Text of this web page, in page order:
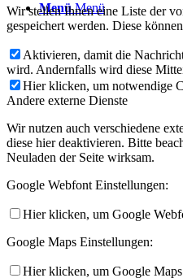
Menü Menü
Wir stellen Ihnen eine Liste der
gespeichert werden. Diese
Aktivieren, damit die
wird. Andernfalls wird diese
Hier klicken, um notwendige
Andere externe Dienste
Wir nutzen auch verschiedene
diese hier deaktivieren. Bitte
Neuladen der Seite wirksam.
Google Webfont Einstellungen:
Hier klicken, um Google
Google Maps Einstellungen:
Hier klicken, um Google